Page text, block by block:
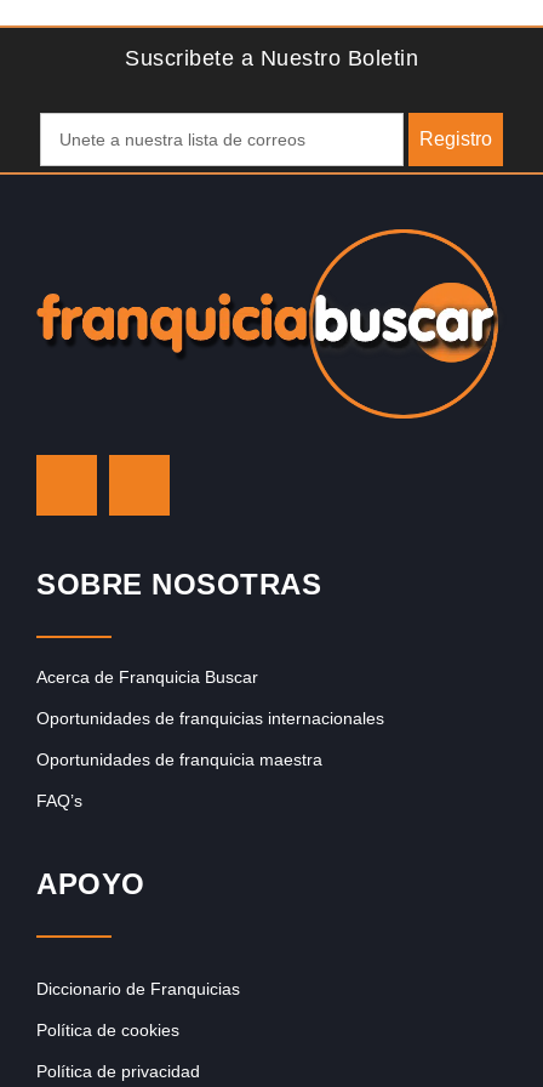
Suscribete a Nuestro Boletin
Registro
SOBRE NOSOTRAS
Acerca de Franquicia Buscar
Oportunidades de franquicias internacionales
Oportunidades de franquicia maestra
FAQ’s
APOYO
Diccionario de Franquicias
Política de cookies
Política de privacidad